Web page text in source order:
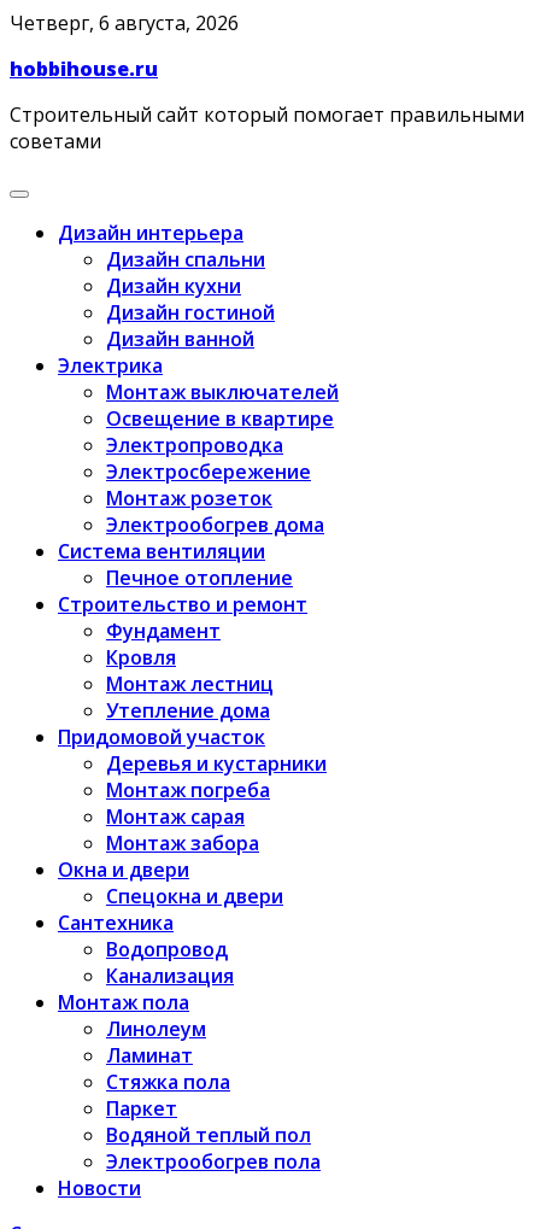
Skip
content
Четверг, 6 августа, 2026
hobbihouse.ru
Строительный сайт который помогает правильными
советами
Дизайн интерьера
Дизайн спальни
Дизайн кухни
Дизайн гостиной
Дизайн ванной
Электрика
Монтаж выключателей
Освещение в квартире
Электропроводка
Электросбережение
Монтаж розеток
Электрообогрев дома
Система вентиляции
Печное отопление
Строительство и ремонт
Фундамент
Кровля
Монтаж лестниц
Утепление дома
Придомовой участок
Деревья и кустарники
Монтаж погреба
Монтаж сарая
Монтаж забора
Окна и двери
Спецокна и двери
Сантехника
Водопровод
Канализация
Монтаж пола
Линолеум
Ламинат
Стяжка пола
Паркет
Водяной теплый пол
Электрообогрев пола
Новости